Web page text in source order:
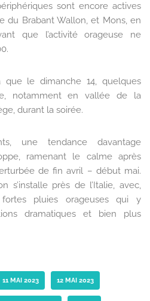
sont encore actives
du Brabant Wallon, et Mons, en
que l’activité orageuse ne
que le dimanche 14, quelques
notamment en vallée de la
durant la soirée.
une tendance davantage
ramenant le calme après
de fin avril – début mai.
s’installe près de l’Italie, avec,
pluies orageuses qui y
dramatiques et bien plus
11 MAI 2023 12 MAI 2023